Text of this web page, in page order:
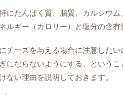
にたんぱく質、脂質、カルシウ
ルギー（カロリー）と塩分の含有
チーズを与える場合に注意した
にならないようにする、という
ない理由を説明しておきます。